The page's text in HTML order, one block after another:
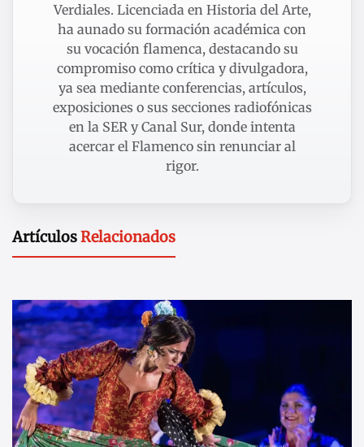
Verdiales. Licenciada en Historia del Arte,
ha aunado su formación académica con
su vocación flamenca, destacando su
compromiso como crítica y divulgadora,
ya sea mediante conferencias, artículos,
exposiciones o sus secciones radiofónicas
en la SER y Canal Sur, donde intenta
acercar el Flamenco sin renunciar al
rigor.
ArtículosRelacionados